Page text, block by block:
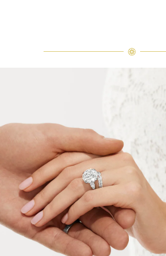
ウィンストン・トゥルーリー・バンド